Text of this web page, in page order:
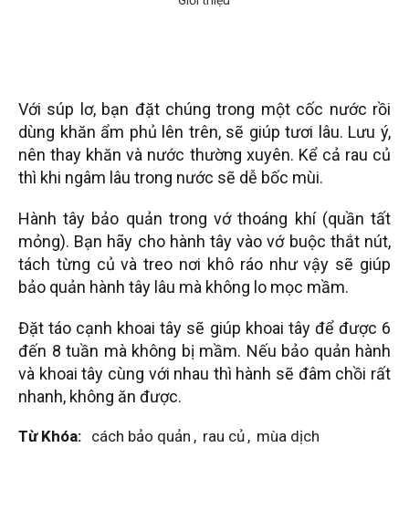
Với súp lơ, bạn đặt chúng trong một cốc nước rồi
dùng khăn ẩm phủ lên trên, sẽ giúp tươi lâu. Lưu ý,
nên thay khăn và nước thường xuyên. Kể cả rau củ
thì khi ngâm lâu trong nước sẽ dễ bốc mùi.
Hành tây bảo quản trong vớ thoáng khí (quần tất
mỏng). Bạn hãy cho hành tây vào vớ buộc thắt nút,
tách từng củ và treo nơi khô ráo như vậy sẽ giúp
bảo quản hành tây lâu mà không lo mọc mầm.
Đặt táo cạnh khoai tây sẽ giúp khoai tây để được 6
đến 8 tuần mà không bị mầm. Nếu bảo quản hành
và khoai tây cùng với nhau thì hành sẽ đâm chồi rất
nhanh, không ăn được.
Từ Khóa: cách bảo quản , rau củ , mùa dịch